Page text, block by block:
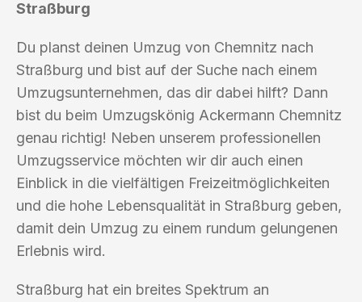
Straßburg
Du planst deinen Umzug von Chemnitz nach
Straßburg und bist auf der Suche nach einem
Umzugsunternehmen, das dir dabei hilft? Dann
bist du beim Umzugskönig Ackermann Chemnitz
genau richtig! Neben unserem professionellen
Umzugsservice möchten wir dir auch einen
Einblick in die vielfältigen Freizeitmöglichkeiten
und die hohe Lebensqualität in Straßburg geben,
damit dein Umzug zu einem rundum gelungenen
Erlebnis wird.
Straßburg hat ein breites Spektrum an